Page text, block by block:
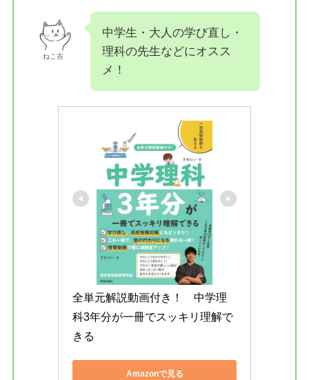
ねこ吉
中学生・大人の学び直し・
理科の先生などにオスス
メ！
全単元解説動画付き！　中学理
科3年分が一冊でスッキリ理解で
きる
Amazonで見る